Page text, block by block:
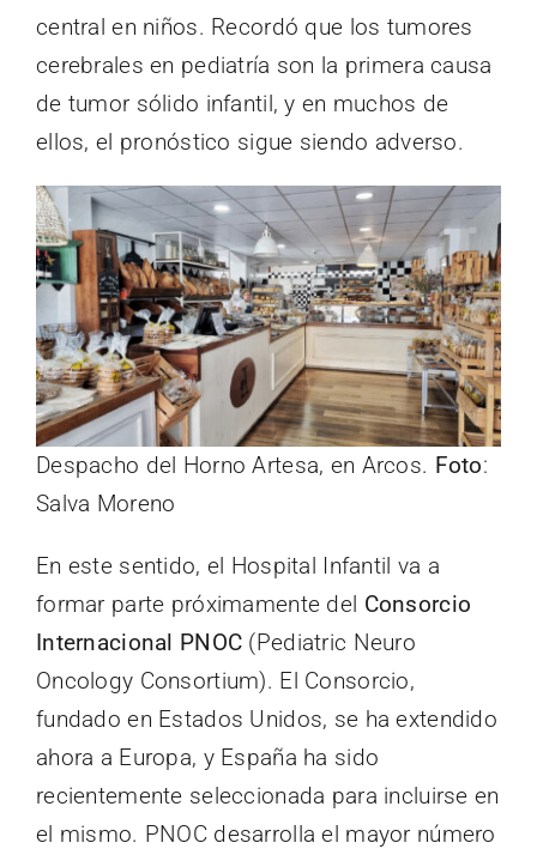
central en niños. Recordó que los tumores
cerebrales en pediatría son la primera causa
de tumor sólido infantil, y en muchos de
ellos, el pronóstico sigue siendo adverso.
Despacho del Horno Artesa, en Arcos. Foto:
Salva Moreno
En este sentido, el Hospital Infantil va a
formar parte próximamente del Consorcio
Internacional PNOC (Pediatric Neuro
Oncology Consortium). El Consorcio,
fundado en Estados Unidos, se ha extendido
ahora a Europa, y España ha sido
recientemente seleccionada para incluirse en
el mismo. PNOC desarrolla el mayor número